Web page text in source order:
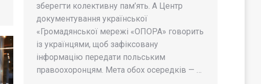
зберегти колективну пам’ять. А Центр
документування української
«Громадянської мережі «ОПОРА» говорить
із українцями, щоб зафіксовану
інформацію передати польським
правоохоронцям. Мета обох осередків — …